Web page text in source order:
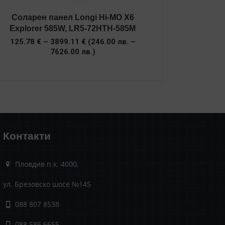
Соларен панел Longi Hi-MO X6
Explorer 585W, LR5-72HTH-585M
125.78 € – 3899.11 €Price
range:
(246.00 лв. –
7626.00 лв.)
Контакти
Пловдив п.к. 4000,
ул. Брезовско шосе №145
088 807 8538